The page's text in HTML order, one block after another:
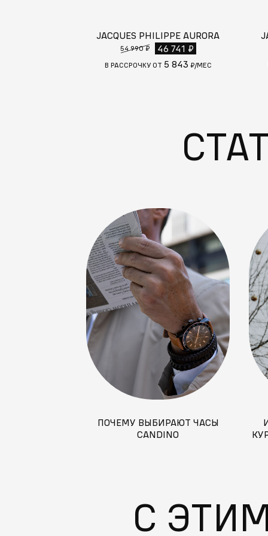
JACQUES PHILIPPE AURORA
54 990 ₽ 46 741 ₽
В РАССРОЧКУ ОТ 5 843 ₽/МЕС
ПОЧЕМУ ВЫБИРАЮТ ЧАСЫ
CANDINO
С